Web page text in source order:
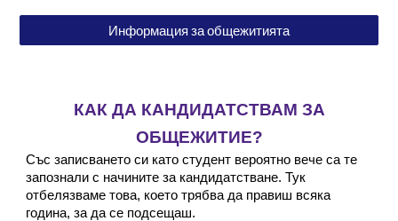
Информация за общежитията
КАК ДА КАНДИДАТСТВАМ ЗА
ОБЩЕЖИТИЕ?
Със записването си като студент вероятно вече са те
запознали с начините за кандидатстване. Тук
отбелязваме това, което трябва да правиш всяка
година, за да се подсещаш.